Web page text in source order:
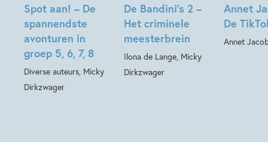
Spot aan! – De
spannendste
avonturen in
groep 5, 6, 7, 8
Diverse auteurs, Micky
Dirkzwager
De Bandini’s 2 –
Het criminele
meesterbrein
Ilona de Lange, Micky
Dirkzwager
Annet
De
Annet